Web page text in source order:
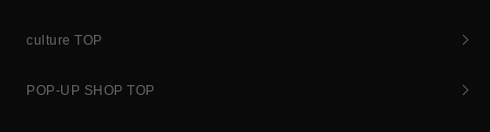
culture TOP
POP-UP SHOP TOP